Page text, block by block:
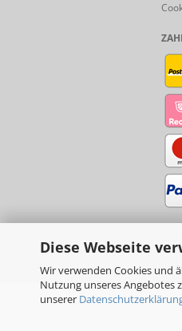
Diese Webseite
Wir verwenden Cookies und
Nutzung unseres Angebotes
unserer